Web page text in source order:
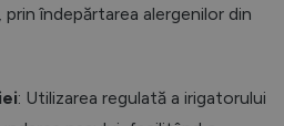
îndepărtarea alergenilor din
: Utilizarea regulată a irigatorului